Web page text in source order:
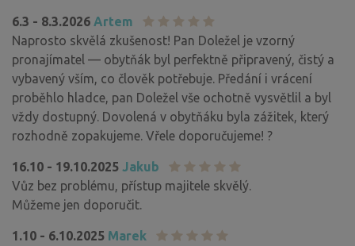
6.3 - 8.3.2026 Artem
Naprosto skvělá zkušenost! Pan Doležel je vzorný
pronajímatel — obytňák byl perfektně připravený, čistý a
vybavený vším, co člověk potřebuje. Předání i vrácení
proběhlo hladce, pan Doležel vše ochotně vysvětlil a byl
vždy dostupný. Dovolená v obytňáku byla zážitek, který
rozhodně zopakujeme. Vřele doporučujeme! ?
16.10 - 19.10.2025 Jakub
Vůz bez problému, přístup majitele skvělý.
Můžeme jen doporučit.
1.10 - 6.10.2025 Marek